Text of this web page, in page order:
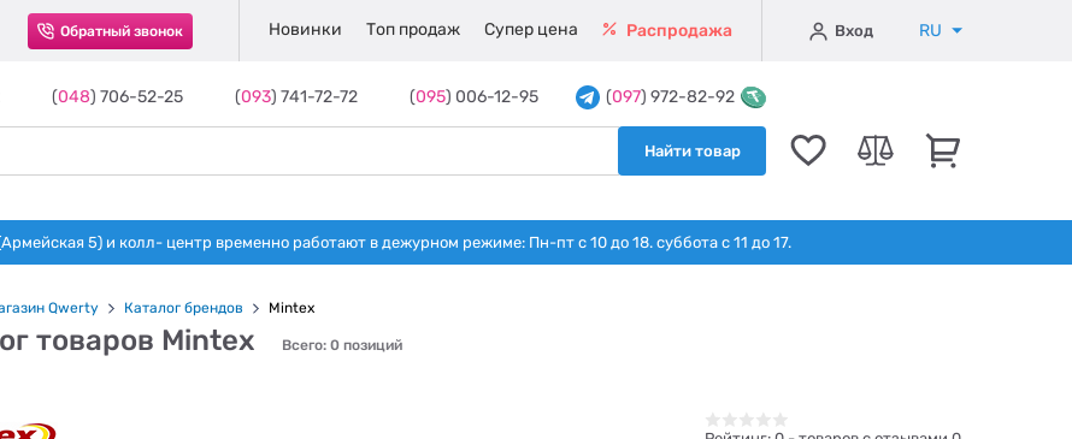
Обратный звонок Новинки Топ продаж Супер цена Распродажа Вход RU
(048) 706-52-25 (093) 741-72-72 (095) 006-12-95 (097) 972-82-92
Найти товар
5) и колл- центр временно работают в дежурном режиме: Пн-пт с 10 до 18. суббота с 11 до 17.
Qwerty Каталог брендов Mintex
товаров Mintex Всего: 0 позиций